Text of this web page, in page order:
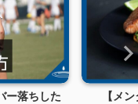
ー落ちした
【メ